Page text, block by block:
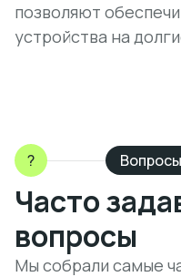
позволяют
устройства на
? Вопросы
Часто
вопросы
Мы собрали самые